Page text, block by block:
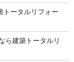
トータルリフォー
ら建築トータルリ